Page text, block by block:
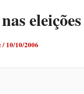
/ 10/10/2006